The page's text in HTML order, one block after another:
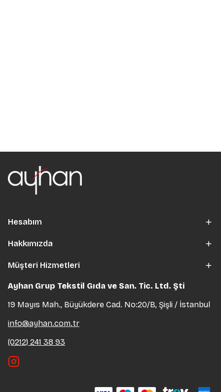
Hesabım
Hakkımızda
Müşteri Hizmetleri
Ayhan Grup Tekstil Gıda ve San. Tic. Ltd. Şti
19 Mayıs Mah., Büyükdere Cad. No:20/B, Şişli / İstanbul
info@ayhan.com.tr
(0212) 241 38 93